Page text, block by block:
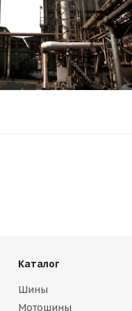
Каталог
Шины
Мотошины